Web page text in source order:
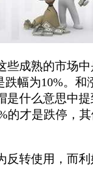
成熟的市场中
幅为10%。和
什么意思中
的才是跌停，
转使用，而利